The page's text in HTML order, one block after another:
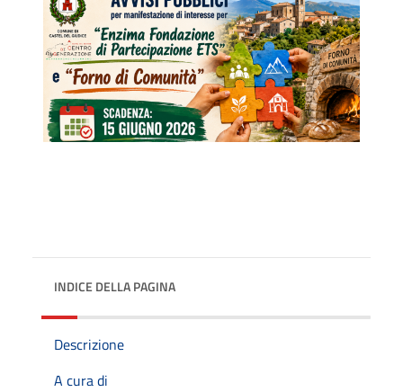
INDICE DELLA PAGINA
Descrizione
A cura di